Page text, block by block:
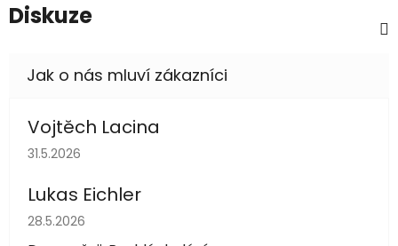
Diskuze
Vojtěch Lacina
Hodnocení obchodu je 5 z 5 hvězdiček.
31.5.2026
Lukas Eichler
Hodnocení obchodu je 5 z 5 hvězdiček.
28.5.2026